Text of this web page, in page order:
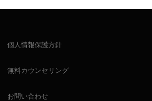
個人情報保護方針
無料カウンセリング
お問い合わせ